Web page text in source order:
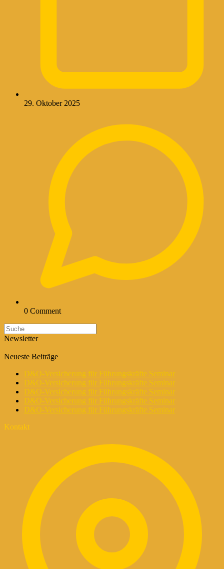
29. Oktober 2025
0 Comment
Newsletter
Neueste Beiträge
D&O-Versicherung für Führungskräfte Seminar
D&O-Versicherung für Führungskräfte Seminar
D&O-Versicherung für Führungskräfte Seminar
D&O-Versicherung für Führungskräfte Seminar
D&O-Versicherung für Führungskräfte Seminar
Kontakt